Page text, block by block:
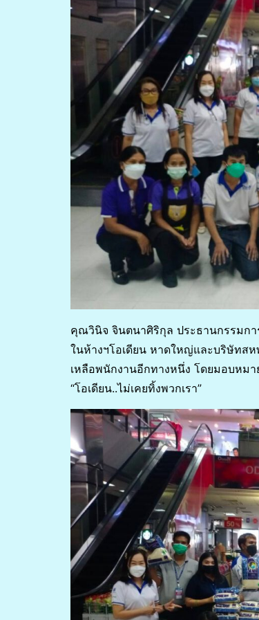
คุณวินิจ จินตนาศิริกุล ประธานกรรมก
ในห้างฯโอเดียน หาดใหญ่และบริษัทส
เหลือพนักงานอีกทางหนึ่ง โดยมอบหม
“โอเดียน..ไม่เคยทิ้งพวกเรา”